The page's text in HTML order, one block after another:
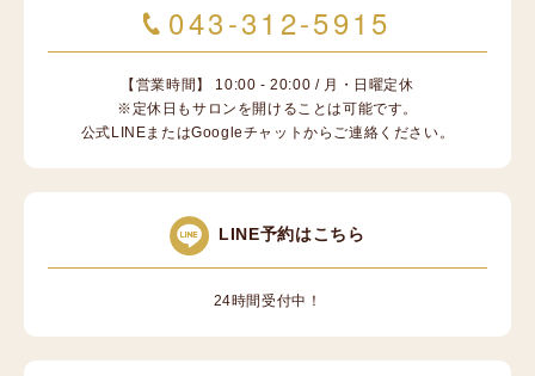
043-312-5915
【営業時間】 10:00 - 20:00 / 月・日曜定休
※定休日もサロンを開けることは可能です。
公式LINEまたはGoogleチャットからご連絡ください。
LINE予約はこちら
24時間受付中！